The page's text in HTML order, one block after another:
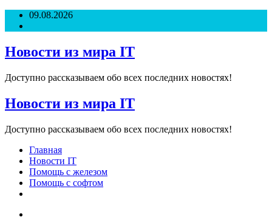
Перейти09.08.2026
Новости из мира IT
Доступно рассказываем обо всех последних новостях!
Новости из мира IT
Доступно рассказываем обо всех последних новостях!
Главная
Новости IT
Помощь с железом
Помощь с софтом